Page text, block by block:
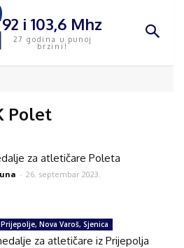
92 i 103,6 Mhz
27 godina u punoj
brzini!
Polet
za atletičare Poleta
- 26. septembar 2023.
Nova Varoš, Sjenica
za atletičare iz Prijepolja